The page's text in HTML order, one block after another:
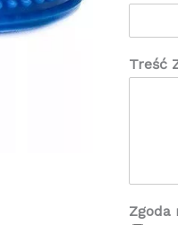
Treść
Zgoda